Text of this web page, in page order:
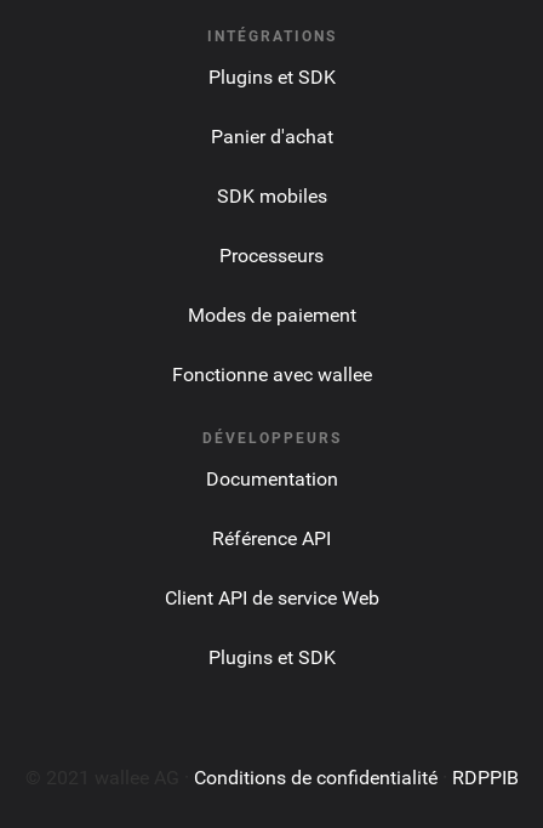
INTÉGRATIONS
Plugins et SDK
Panier d'achat
SDK mobiles
Processeurs
Modes de paiement
Fonctionne avec wallee
DÉVELOPPEURS
Documentation
Référence API
Client API de service Web
Plugins et SDK
Conditions de confidentialité· RDPPIB